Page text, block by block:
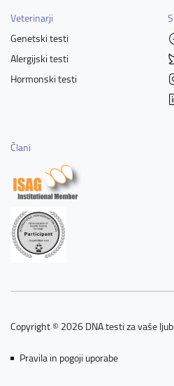
Veterinarji
Genetski testi
Alergijski testi
Hormonski testi
Člani
Copyright © 2026 DNA testi za vaše
Pravila in pogoji uporabe